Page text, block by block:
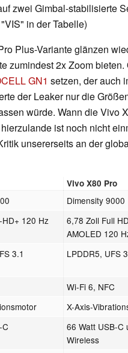
zwei Gimbal-stabilisierte
in der Tabelle)
Plus-Variante glänzen
zumindest 2x Zoom
GN1 setzen, der auch
der Leaker nur die
würde. Wann die Vivo
ist noch nicht
unsererseits an der
Vivo X80 Pro
Dimensity 9000
120 Hz
6,78 Zoll Full
AMOLED 120
3.1 LPDDR5, UFS
Wi-Fi 6, NFC
X-Axis-
66 Watt USB-C
Wireless